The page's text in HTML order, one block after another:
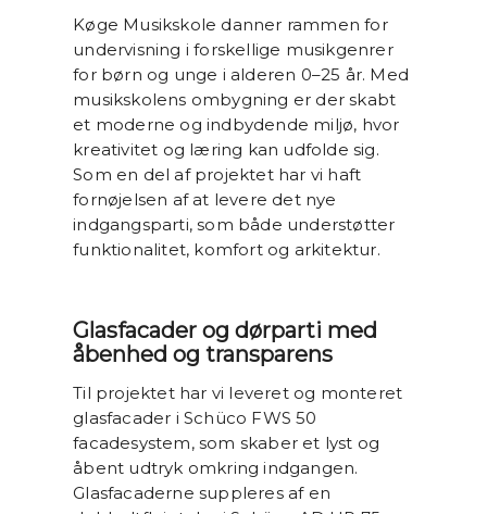
Køge Musikskole danner rammen for
undervisning i forskellige musikgenrer
for børn og unge i alderen 0–25 år. Med
musikskolens ombygning er der skabt
et moderne og indbydende miljø, hvor
kreativitet og læring kan udfolde sig.
Som en del af projektet har vi haft
fornøjelsen af at levere det nye
indgangsparti, som både understøtter
funktionalitet, komfort og arkitektur.
Glasfacader og dørparti med
åbenhed og transparens
Til projektet har vi leveret og monteret
glasfacader i Schüco FWS 50
facadesystem, som skaber et lyst og
åbent udtryk omkring indgangen.
Glasfacaderne suppleres af en